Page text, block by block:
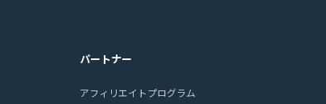
パートナー
アフィリエイトプログラム